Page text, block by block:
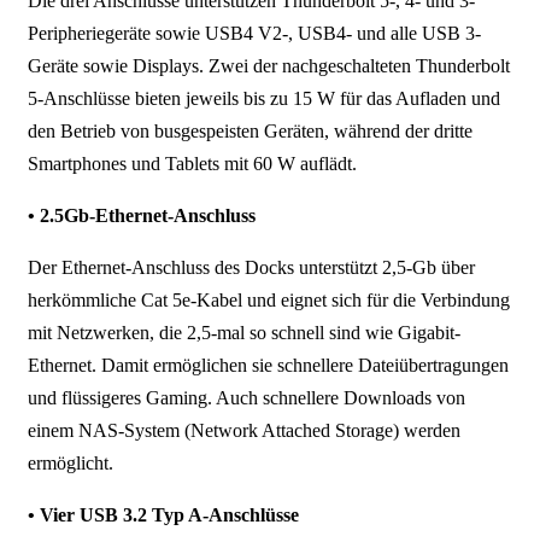
Peripheriegeräte sowie USB4 V2-, USB4- und alle USB 3-
Geräte sowie Displays. Zwei der nachgeschalteten Thunderbolt
5-Anschlüsse bieten jeweils bis zu 15 W für das Aufladen und
den Betrieb von busgespeisten Geräten, während der dritte
Smartphones und Tablets mit 60 W auflädt.
• 2.5Gb-Ethernet-Anschluss
Der Ethernet-Anschluss des Docks unterstützt 2,5-Gb über
herkömmliche Cat 5e-Kabel und eignet sich für die Verbindung
mit Netzwerken, die 2,5-mal so schnell sind wie Gigabit-
Ethernet. Damit ermöglichen sie schnellere Dateiübertragungen
und flüssigeres Gaming. Auch schnellere Downloads von
einem NAS-System (Network Attached Storage) werden
ermöglicht.
• Vier USB 3.2 Typ A-Anschlüsse